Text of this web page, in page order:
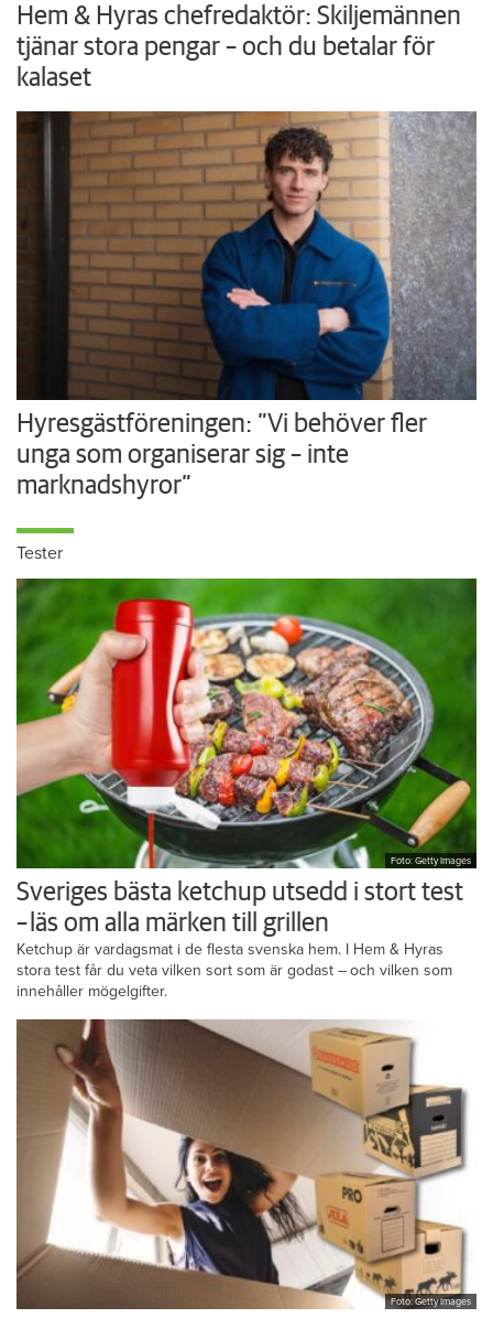
Hem & Hyras chefredaktör: Skiljemännen
tjänar stora pengar – och du betalar för
kalaset
Hyresgästföreningen: ”Vi behöver fler
unga som organiserar sig – inte
marknadshyror”
Tester
Foto: Getty Images
Sveriges bästa ketchup utsedd i stort test
– läs om alla märken till grillen
Ketchup är vardagsmat i de flesta svenska hem. I Hem & Hyras
stora test får du veta vilken sort som är godast – och vilken som
innehåller mögelgifter.
Foto: Getty Images